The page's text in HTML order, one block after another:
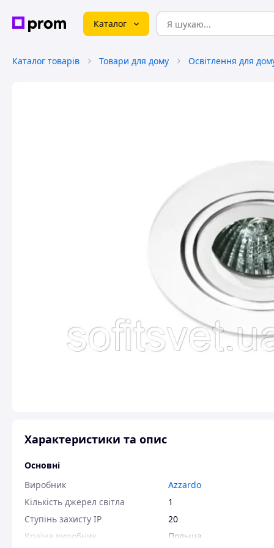
Каталог
Каталог товарів Товари для дому Освітлення для
Характеристики та опис
Основні
Виробник
Azzardo
Кількість джерел світла
1
Ступінь захисту IP
20
Країна виробник
Польща